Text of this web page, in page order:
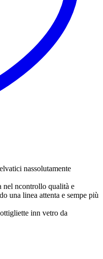
nassolutamente
nel ncontrollo qualità e
una linea attenta e sempe più
inn vetro da